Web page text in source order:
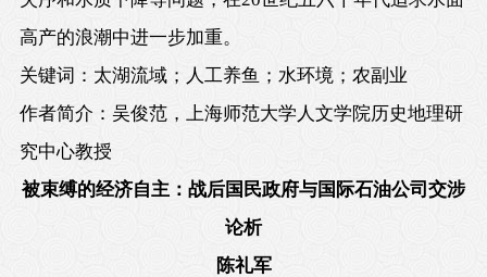
高产的浪潮中进一步加重。
关键词：太湖流域；人工养鱼；水环境；农副业
作者简介：吴俊范，上海师范大学人文学院历史地理研
究中心教授
被束缚的经济自主：战后国民政府与国际石油公司交涉
论析
陈礼军